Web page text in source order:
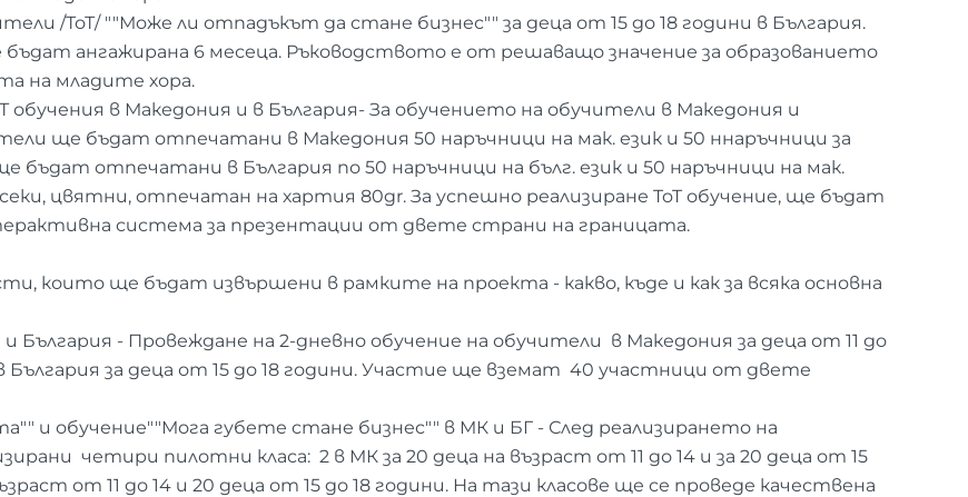
/ТоТ/ ""Може ли отпадъкът да стане бизнес"" за деца от 15 до 18 години в България.
ангажирана 6 месеца. Ръководството е от решаващо значение за образованието
на младите хора.
обучения в Македония и в България- За обучението на обучители в Македония и
ще бъдат отпечатани в Македония 50 наръчници на мак. език и 50 ннаръчници за
бъдат отпечатани в България по 50 наръчници на бълг. език и 50 наръчници на мак.
цвятни, отпечатан на хартия 80gr. За успешно реализиране ToT обучение, ще бъдат
система за презентации от двете страни на границата.
които ще бъдат извършени в рамките на проекта - какво, къде и как за всяка основна
България - Провеждане на 2-дневно обучение на обучители в Македония за деца от 11 до
България за деца от 15 до 18 години. Участие ще вземат 40 участници от двете
и обучение""Мога губете стане бизнес"" в МК и БГ - След реализирането на
четири пилотни класа: 2 в МК за 20 деца на възраст от 11 до 14 и за 20 деца от 15
от 11 до 14 и 20 деца от 15 до 18 години. На тази класове ще се проведе качествена